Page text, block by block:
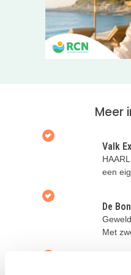
appartement. Deze zijn
eigen parkeerplaats en
om de keuken te gebruiken
Natuurlijk mag je ook
Meer
Valk
een
De
Met
Valk